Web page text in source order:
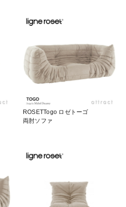
ROSETTogo ロゼトーゴ
両肘ソファ